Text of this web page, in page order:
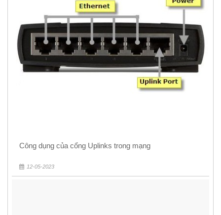
Công dụng của cổng Uplinks trong mạng
12-05-2023